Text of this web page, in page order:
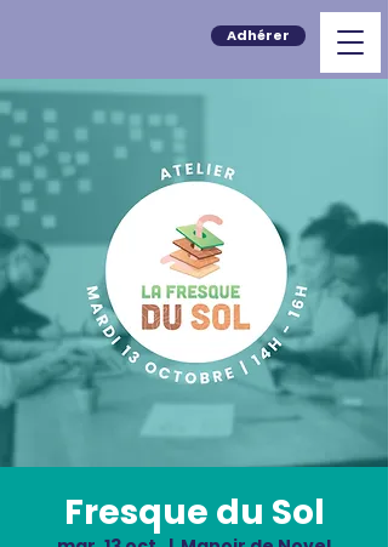
Adhérer
Fresque du Sol